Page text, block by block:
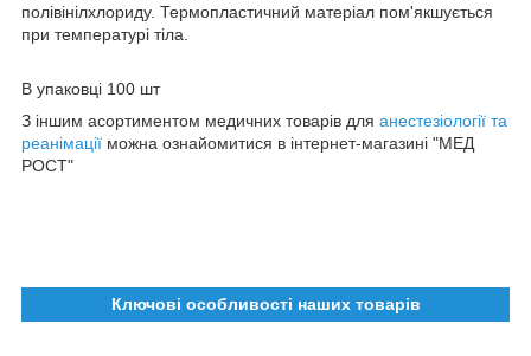
полівінілхлориду. Термопластичний матеріал пом'якшується
при температурі тіла.
В упаковці 100 шт
З іншим асортиментом медичних товарів для анестезіології та
реанімації можна ознайомитися в інтернет-магазині "МЕД
РОСТ"
Ключові особливості наших товарів